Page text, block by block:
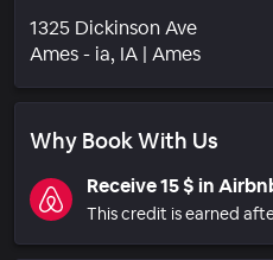
1325 Dickinson Ave
Ames - ia, IA | AmesQuartier
Why Book With Us
Receive 15 $ in
This credit is earned